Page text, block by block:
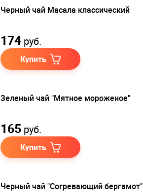
Черный чай Масала классический
174 руб.
Купить
Зеленый чай "Мятное мороженое"
165 руб.
Купить
Черный чай "Согревающий бергамот"